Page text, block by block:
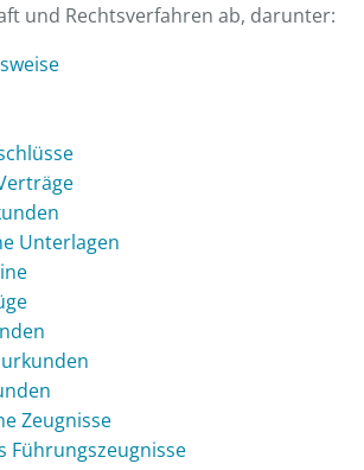
und Rechtsverfahren ab, darunter:
Unterlagen
Zeugnisse
Führungszeugnisse